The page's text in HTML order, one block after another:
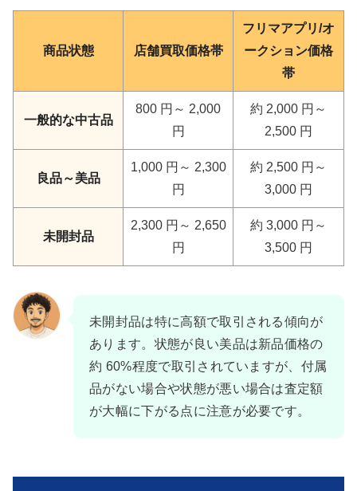
商品状態 店舗買取価格帯
フリマアプリ/オ
ークション価格
帯
一般的な中古品
800 円～ 2,000
円
約 2,000 円～
2,500 円
良品～美品
1,000 円～ 2,300
円
約 2,500 円～
3,000 円
未開封品
2,300 円～ 2,650
円
約 3,000 円～
3,500 円
未開封品は特に高額で取引される傾向が
あります。状態が良い美品は新品価格の
約 60%程度で取引されていますが、付属
品がない場合や状態が悪い場合は査定額
が大幅に下がる点に注意が必要です。